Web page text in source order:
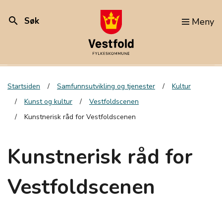
search Søk Meny
Startsiden Samfunnsutvikling og tjenester
Kultur
Kunst og kultur
Vestfoldscenen
Kunstnerisk råd for Vestfoldscenen
Kunstnerisk råd for
Vestfoldscenen